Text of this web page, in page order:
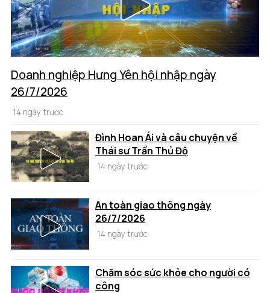
Doanh nghiệp Hưng Yên hội nhập ngày
26/7/2026
14 ngày trước
Đình Hoan Ái và câu chuyện về
Thái sư Trần Thủ Độ
14 ngày trước
An toàn giao thông ngày
26/7/2026
14 ngày trước
Chăm sóc sức khỏe cho người có
công